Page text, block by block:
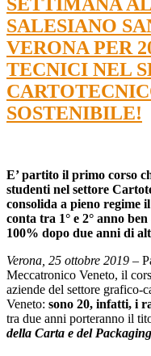
SETTIMANA
SALESIANO
VERONA PER
TECNICI NEL
SOSTENIBILE!
E’ partito il primo corso
studenti nel settore
consolida a pieno regime
conta tra 1° e 2° anno
100% dopo due anni di
Verona, 25 ottobre 2019 –
Meccatronico Veneto, il
aziende del settore grafico-
Veneto: sono 20, infatti, i
tra due anni porteranno il
della Carta e del